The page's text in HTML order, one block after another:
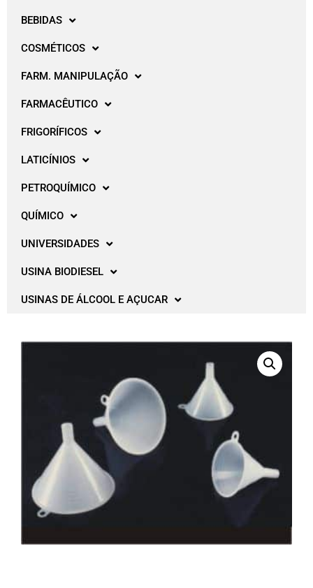
BEBIDAS
COSMÉTICOS
FARM. MANIPULAÇÃO
FARMACÊUTICO
FRIGORÍFICOS
LATICÍNIOS
PETROQUÍMICO
QUÍMICO
UNIVERSIDADES
USINA BIODIESEL
USINAS DE ÁLCOOL E AÇUCAR